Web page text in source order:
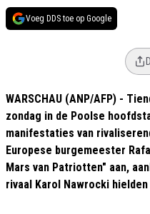
Voeg DDS toe op Google
WARSCHAU (ANP/AFP) -
zondag in de Poolse
manifestaties van
Europese burgemeester
Mars van Patriotten" aan,
rivaal Karol Nawrocki